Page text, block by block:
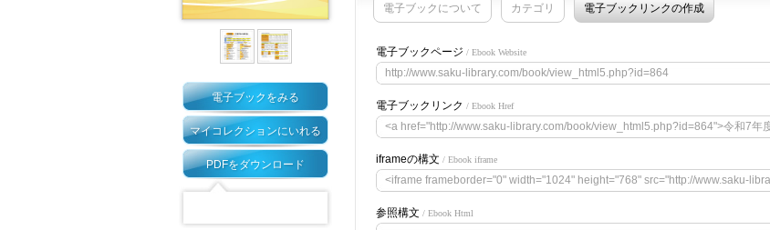
電子ブックをみる
マイコレクションにいれる
PDFをダウンロード
電子ブックについて カテゴリ 電子ブックリンクの作成
電子ブックページ / Ebook Website
http://www.saku-library.com/book/view_html5.php?id=864
電子ブックリンク / Ebook Href
<a href="http://www.saku-library.com/book/view_html5.php?id=864">令和7
iframeの構文 / Ebook iframe
<iframe frameborder="0" width="1024" height="768" src="http://www.saku-
参照構文 / Ebook Html